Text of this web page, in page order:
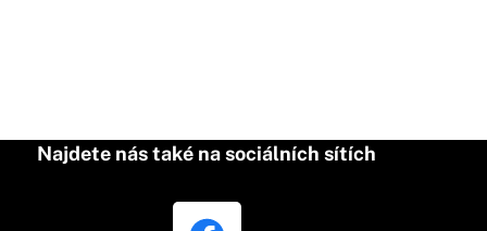
Najdete nás také na sociálních sítích